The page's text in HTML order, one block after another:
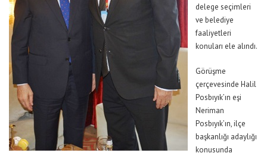
delege seçimleri
ve belediye
faaliyetleri
konuları ele alındı.
Görüşme
çerçevesinde Halil
Posbıyık’ın eşi
Neriman
Posbıyık’ın, ilçe
başkanlığı adaylığı
konusunda